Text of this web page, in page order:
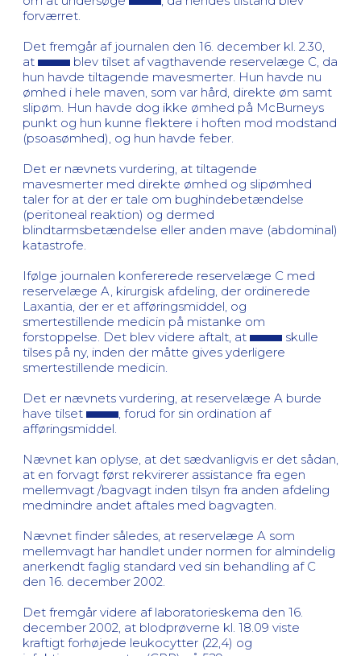
forværret.
Det fremgår af journalen den 16. december kl. 2.30,
at
blev tilset af vagthavende reservelæge C, da
hun havde tiltagende mavesmerter. Hun havde nu
ømhed i hele maven, som var hård, direkte øm samt
slipøm. Hun havde dog ikke ømhed på McBurneys
punkt og hun kunne flektere i hoften mod modstand
(psoasømhed), og hun havde feber.
Det er nævnets vurdering, at tiltagende
mavesmerter med direkte ømhed og slipømhed
taler for at der er tale om bughindebetændelse
(peritoneal reaktion) og dermed
blindtarmsbetændelse eller anden mave (abdominal)
katastrofe.
Ifølge journalen konfererede reservelæge C med
reservelæge A, kirurgisk afdeling, der ordinerede
Laxantia, der er et afføringsmiddel, og
smertestillende medicin på mistanke om
forstoppelse. Det blev videre aftalt, at
skulle
tilses på ny, inden der måtte gives yderligere
smertestillende medicin.
Det er nævnets vurdering, at reservelæge A burde
have tilset
, forud for sin ordination af
afføringsmiddel.
Nævnet kan oplyse, at det sædvanligvis er det sådan,
at en forvagt først rekvirerer assistance fra egen
mellemvagt /bagvagt inden tilsyn fra anden afdeling
medmindre andet aftales med bagvagten.
Nævnet finder således, at reservelæge A som
mellemvagt har handlet under normen for almindelig
anerkendt faglig standard ved sin behandling af C
den 16. december 2002.
Det fremgår videre af laboratorieskema den 16.
december 2002, at blodprøverne kl. 18.09 viste
kraftigt forhøjede leukocytter (22,4) og